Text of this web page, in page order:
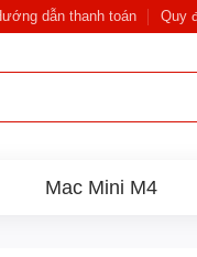
dẫn thanh toán Quy
Mac Mini M4